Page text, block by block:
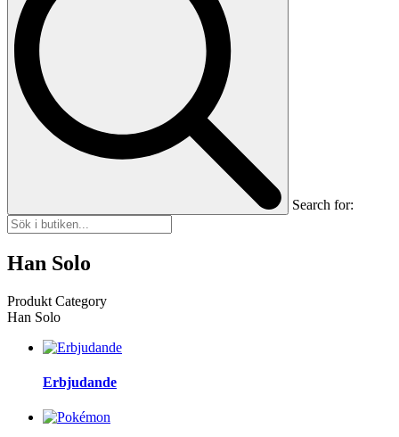
Search for:
Han Solo
Produkt Category
Han Solo
Erbjudande